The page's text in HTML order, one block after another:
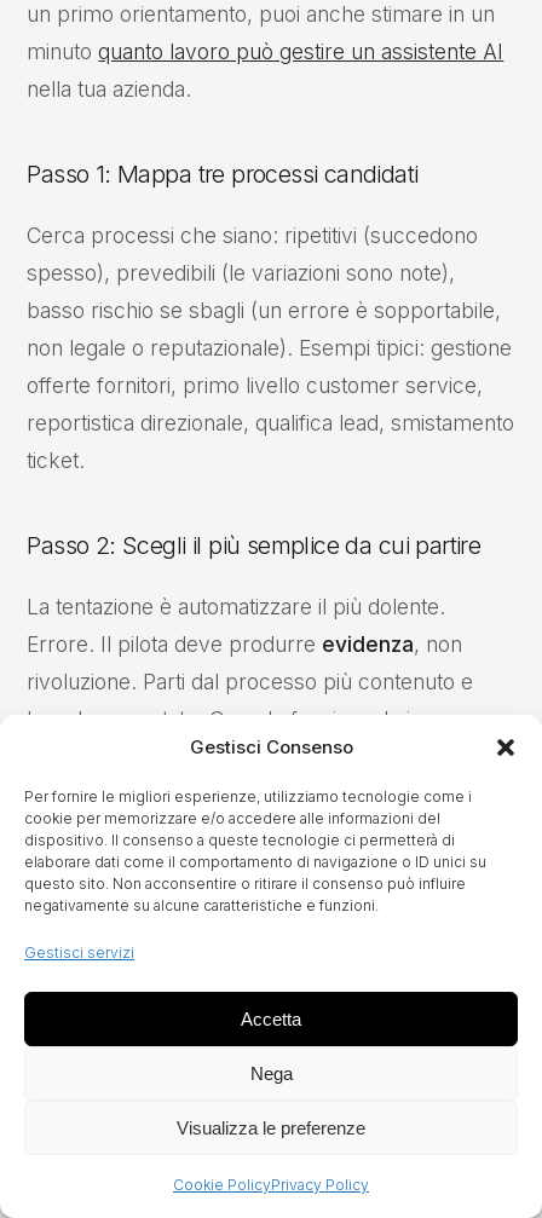
Gestisci Consenso
Per fornire le migliori esperienze, utilizziamo tecnologie come i
cookie per memorizzare e/o accedere alle informazioni del
dispositivo. Il consenso a queste tecnologie ci permetterà di
elaborare dati come il comportamento di navigazione o ID unici su
questo sito. Non acconsentire o ritirare il consenso può influire
negativamente su alcune caratteristiche e funzioni.
Gestisci servizi
Accetta
Nega
Visualizza le preferenze
Cookie PolicyPrivacy Policy
un primo orientamento, puoi anche stimare in un
minutoquanto lavoro può gestire un assistente AI
nella tua azienda.
Passo 1: Mappa tre processi candidati
Cerca processi che siano: ripetitivi (succedono
spesso), prevedibili (le variazioni sono note),
basso rischio se sbagli (un errore è sopportabile,
non legale o reputazionale). Esempi tipici: gestione
offerte fornitori, primo livello customer service,
reportistica direzionale, qualifica lead, smistamento
ticket.
Passo 2: Scegli il più semplice da cui partire
La tentazione è automatizzare il più dolente.
Errore. Il pilota deve produrre evidenza, non
rivoluzione. Parti dal processo più contenuto e
ben documentato. Quando funziona, hai un caso
interno per convincere il resto dell’azienda.
Passo 3: Verifica se è davvero un caso da
agente
domanda da farsi è: il processo richiede
azione su sistemi(leggere dati, aggiornare,
comunicare)? Se la risposta è “solo
conversazione”, il chatbot è la scelta giusta e costa